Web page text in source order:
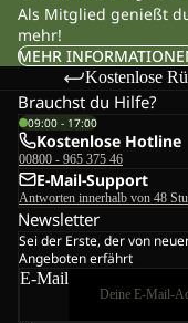
Als Mitglied genießt
mehr!
MEHR
Kostenlose
Brauchst du Hilfe?
09:00 - 17:00
Kostenlose Hotline
00800 - 965 375 46
E-Mail-Support
Antworten innerhalb von 48
Newsletter
Sei der Erste, der von
Angeboten erfährt
E-Mail